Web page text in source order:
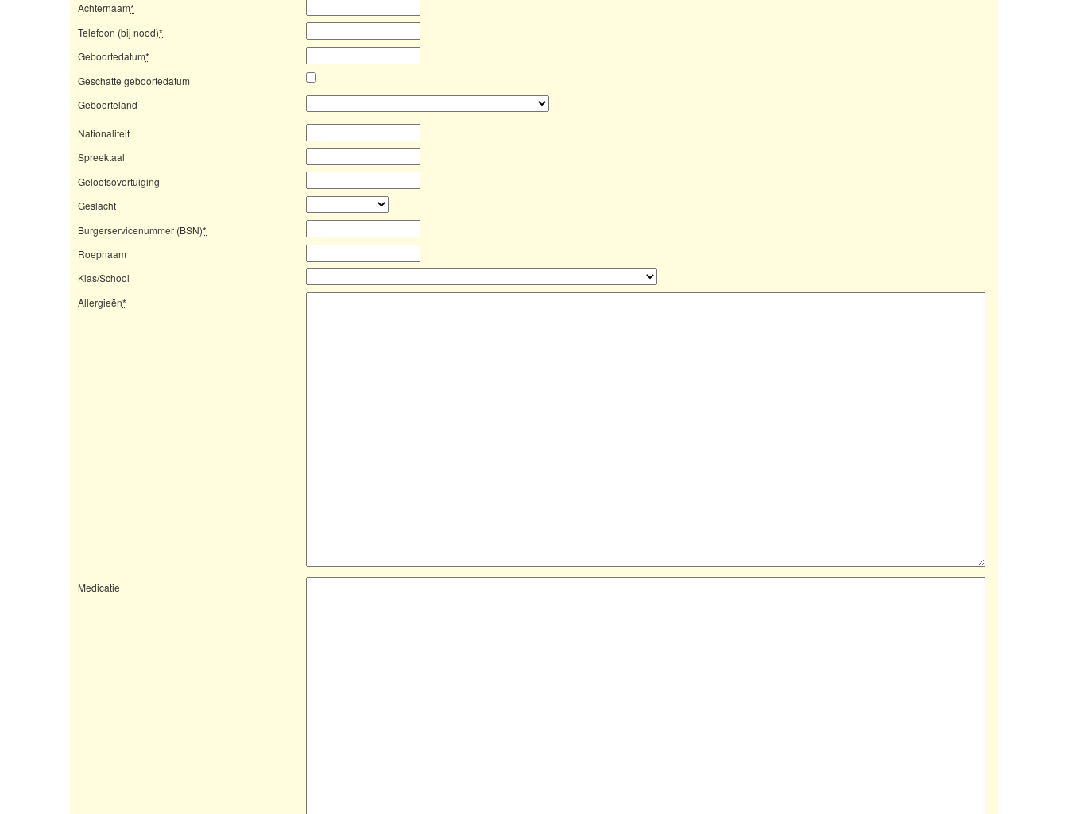
Achternaam*
Telefoon (bij nood)*
Geboortedatum*
Geschatte geboortedatum
Geboorteland
Nationaliteit
Spreektaal
Geloofsovertuiging
Geslacht
Burgerservicenummer (BSN)*
Roepnaam
Klas/School
Allergieën*
Medicatie